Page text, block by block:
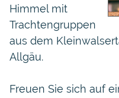
Himmel mit
Trachtengruppen
aus dem
Allgäu.
Freuen Sie sich auf